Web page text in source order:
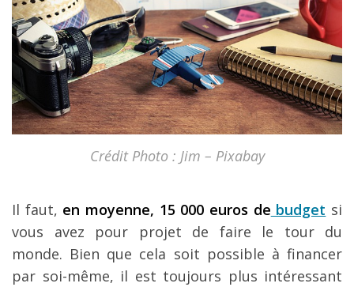
Crédit Photo : Jim – Pixabay
Il faut, en moyenne, 15 000 euros de budget si
vous avez pour projet de faire le tour du
monde. Bien que cela soit possible à financer
par soi-même, il est toujours plus intéressant